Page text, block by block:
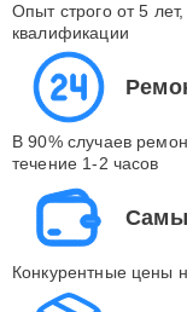
Опыт строго от 5
квалификации
В 90% случаев
течение 1-2 часов
Конкурентные цены